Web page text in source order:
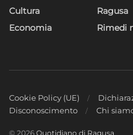
Cultura
Economia
Ragusa
Rimedi
Cookie Policy (UE)
Disconoscimento
Chi
© 2026 Quotidiano di Ragusa